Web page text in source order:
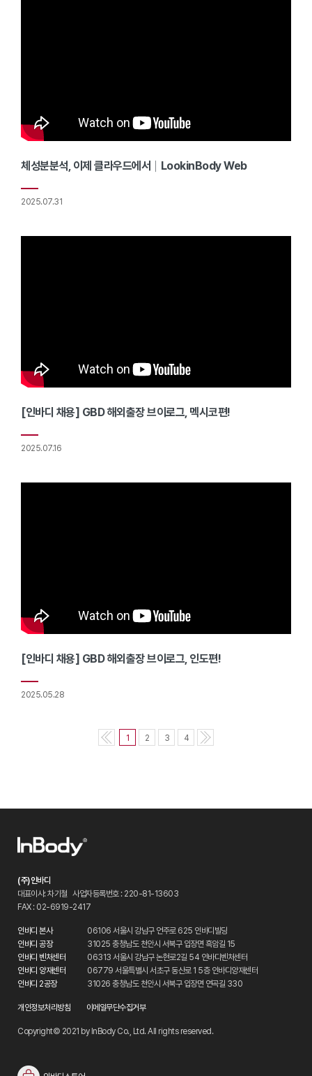
체성분분석, 이제 클라우드에서│LookinBody Web
2025.07.31
[인바디 채용] GBD 해외출장 브이로그, 멕시코편!
2025.07.16
[인바디 채용] GBD 해외출장 브이로그, 인도편!
2025.05.28
1 2 3 4
(주)인바디
대표이사: 차기철 사업자등록번호 : 220-81-13603
FAX : 02-6919-2417
인바디 본사
06106 서울시 강남구 언주로 625 인바디빌딩
인바디 공장
31025 충청남도 천안시 서북구 입장면 흑암길 15
인바디 벤처센터
06313 서울시 강남구 논현로2길 54 인바디벤처센터
인바디 양재센터
06779 서울특별시 서초구 동산로 1 5층 인바디양재센터
인바디 2공장
31026 충청남도 천안시 서북구 입장면 연곡길 330
개인정보처리방침 이메일무단수집거부
Copyright© 2021 by InBody Co., Ltd. All rights reserved.